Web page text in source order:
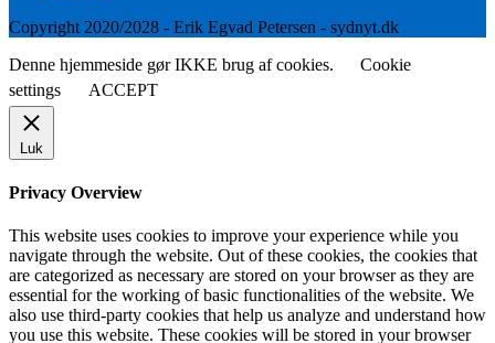
Copyright 2020/2028 - Erik Egvad Petersen - sydnyt.dk
Denne hjemmeside gør IKKE brug af cookies.
Cookie
settings
ACCEPT
Luk
Privacy Overview
This website uses cookies to improve your experience while you
navigate through the website. Out of these cookies, the cookies that
are categorized as necessary are stored on your browser as they are
essential for the working of basic functionalities of the website. We
also use third-party cookies that help us analyze and understand how
you use this website. These cookies will be stored in your browser